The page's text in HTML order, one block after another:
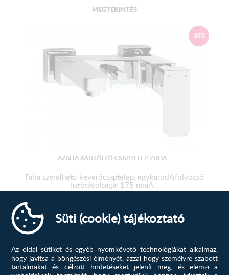
MEGTEKINTÉS
-38%
AZALIA KÁDTÖLTŐ CSAPTELEP ZUHA...
Falra szerelhető keverőcsaptelep, egykarosKifolyócső
hatótávolsága: 175 mmÁ...
36 355 Ft
58 660Ft
-17%
Süti (cookie) tájékoztató
Az oldal sütiket és egyéb nyomkövető technológiákat alkalmaz,
hogy javítsa a böngészési élményét, azzal hogy személyre szabott
tartalmakat és célzott hirdetéseket jelenít meg, és elemzi a